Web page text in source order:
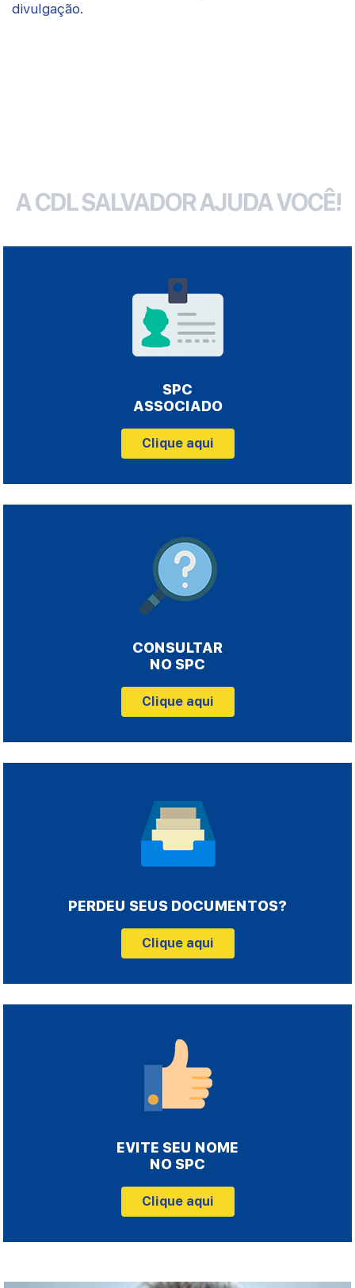
divulgação.
A CDL SALVADOR AJUDA VOCÊ!
SPC
ASSOCIADO
Clique aqui
CONSULTAR
NO SPC
Clique aqui
PERDEU SEUS DOCUMENTOS?
Clique aqui
EVITE SEU NOME
NO SPC
Clique aqui